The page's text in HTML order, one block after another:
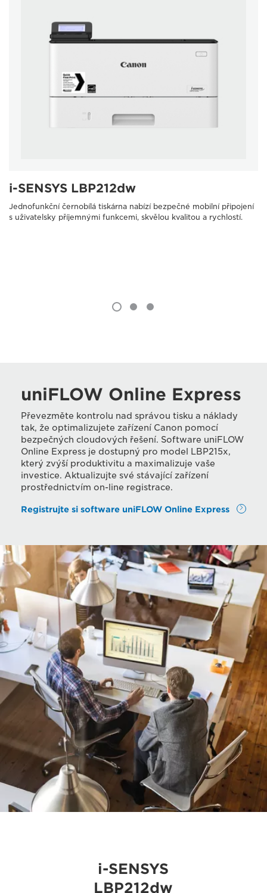
i-SENSYS LBP212dw
Jednofunkční černobílá tiskárna nabízí bezpečné mobilní připojení
s uživatelsky příjemnými funkcemi, skvělou kvalitou a rychlostí.
uniFLOW Online Express
Převezměte kontrolu nad správou tisku a náklady
tak, že optimalizujete zařízení Canon pomocí
bezpečných cloudových řešení. Software uniFLOW
Online Express je dostupný pro model LBP215x,
který zvýší produktivitu a maximalizuje vaše
investice. Aktualizujte své stávající zařízení
prostřednictvím on-line registrace.
Registrujte si software uniFLOW Online Express
i-SENSYS
LBP212dw